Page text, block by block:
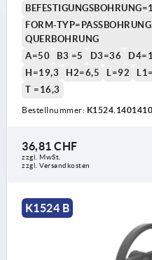
FORM-
QUERBOHRUNG
A=50
B3 =5 D3=36
H=19,3
H2=6,5 L=92
T =16,3
Bestellnummer:
36,81 CHF
zzgl. MwSt.
zzgl. Versandkosten
K1524 B